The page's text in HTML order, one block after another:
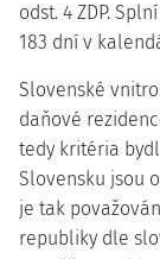
odst. 4 ZDP.
183 dní v
Slovenské
daňové
tedy kritéria
Slovensku jsou
je tak
republiky dle